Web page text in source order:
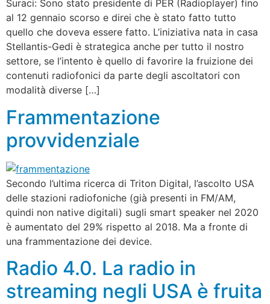
Suraci: Sono stato presidente di PER (Radioplayer) fino
al 12 gennaio scorso e direi che è stato fatto tutto
quello che doveva essere fatto. L’iniziativa nata in casa
Stellantis-Gedi è strategica anche per tutto il nostro
settore, se l’intento è quello di favorire la fruizione dei
contenuti radiofonici da parte degli ascoltatori con
modalità diverse […]
Frammentazione
provvidenziale
Secondo l’ultima ricerca di Triton Digital, l’ascolto USA
delle stazioni radiofoniche (già presenti in FM/AM,
quindi non native digitali) sugli smart speaker nel 2020
è aumentato del 29% rispetto al 2018. Ma a fronte di
una frammentazione dei device.
Radio 4.0. La radio in
streaming negli USA è fruita